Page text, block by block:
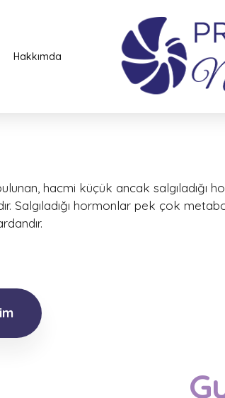
Hakkımda
hacmi küçük ancak salgıladığı
Salgıladığı hormonlar pek çok